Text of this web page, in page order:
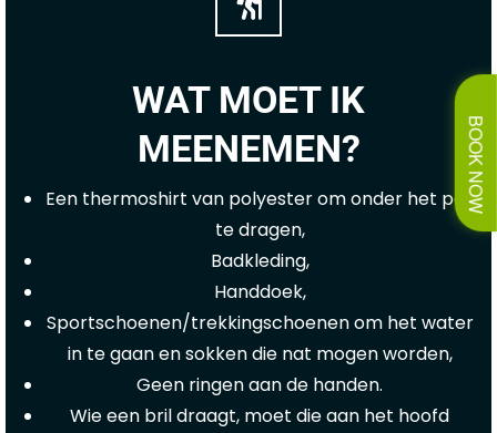
WAT MOET IK
MEENEMEN?
Een thermoshirt van polyester om onder het pak
te dragen,
Badkleding,
Handdoek,
Sportschoenen/trekkingschoenen om het water
in te gaan en sokken die nat mogen worden,
Geen ringen aan de handen.
Wie een bril draagt, moet die aan het hoofd
BOOK NOW